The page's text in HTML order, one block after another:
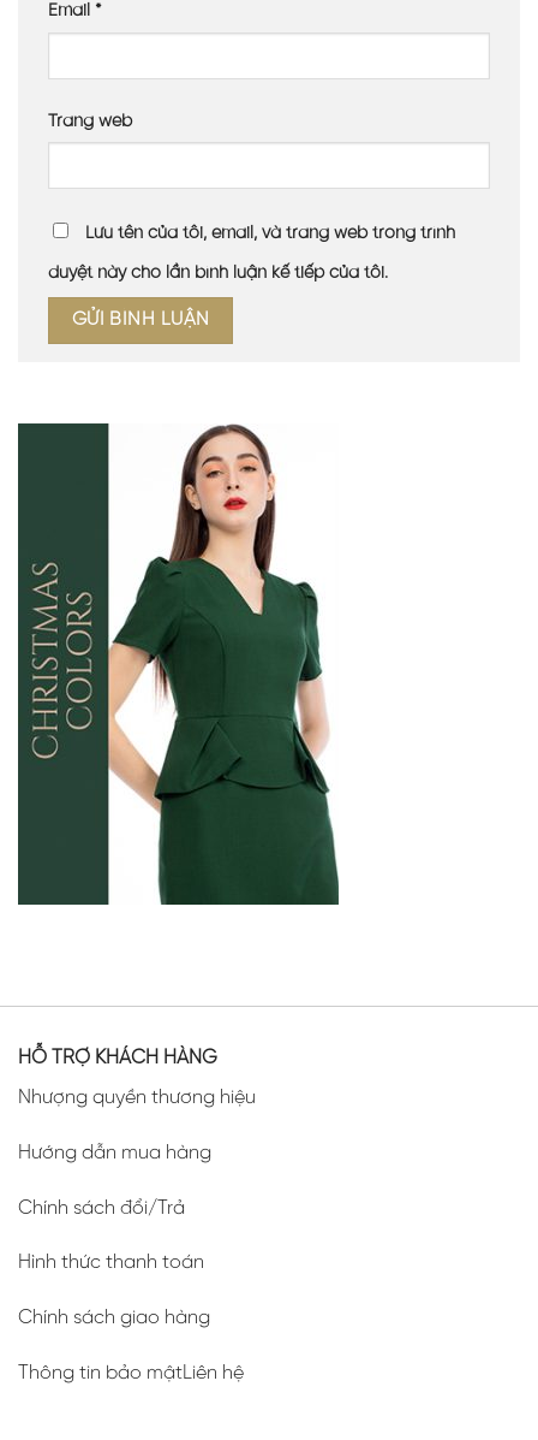
Email *
Trang web
Lưu tên của tôi, email, và trang web trong trình
duyệt này cho lần bình luận kế tiếp của tôi.
HỖ TRỢ KHÁCH HÀNG
Nhượng quyền thương hiệu
Hướng dẫn mua hàng
Chính sách đổi/Trả
Hình thức thanh toán
Chính sách giao hàng
Thông tin bảo mậtLiên hệ